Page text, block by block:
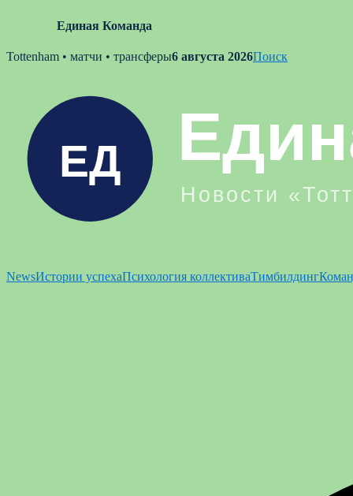
Единая Команда
Skip
Tottenham • матчи • трансферы6 августа 2026Поиск
NewsИстории успехаПсихология коллективаТимбилдинг